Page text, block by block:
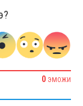
0 ЭМОЖИ